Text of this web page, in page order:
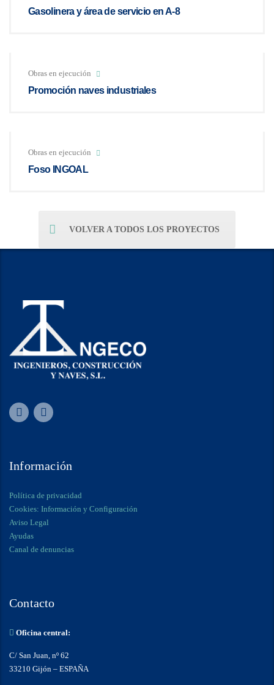
Gasolinera y área de servicio en A-8
Obras en ejecución
Promoción naves industriales
Obras en ejecución
Foso INGOAL
VOLVER A TODOS LOS PROYECTOS
Información
Política de privacidad
Cookies: Información y Configuración
Aviso Legal
Ayudas
Canal de denuncias
Contacto
Oficina central:
C/ San Juan, nº 62
33210 Gijón – ESPAÑA